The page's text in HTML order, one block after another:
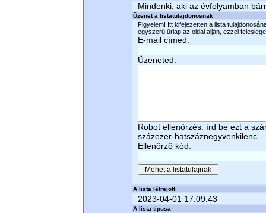
Mindenki, aki az évfolyamban
Üzenet a listatulajdonosnak
Figyelem! Itt kifejezetten a lista
egyszerű űrlap az oldal alján, ezzel
E-mail címed:
Üzeneted:
Robot ellenőrzés: írd be ezt a
százezer-hatszáznegyvenkilenc
Ellenőrző kód:
A lista létrejött
2023-04-01 17:09:43
A lista típusa